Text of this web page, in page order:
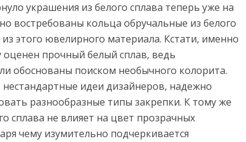
украшения из белого сплава теперь уже на
востребованы кольца обручальные из белого
этого ювелирного материала. Кстати, именно
прочный белый сплав, ведь
обоснованы поиском необычного колорита.
идеи дизайнеров, надежно
разнообразные типы закрепки. К тому же
сплава не влияет на цвет прозрачных
чему изумительно подчеркивается